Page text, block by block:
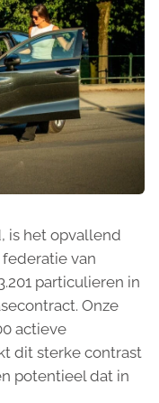
is het opvallend
van
particulieren in
Onze
actieve
dit sterke contrast
potentieel dat in